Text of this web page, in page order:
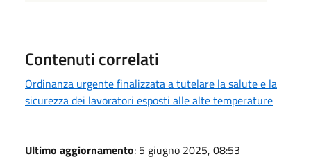
Contenuti correlati
Ordinanza urgente finalizzata a tutelare la salute e la
sicurezza dei lavoratori esposti alle alte temperature
Ultimo aggiornamento: 5 giugno 2025, 08:53